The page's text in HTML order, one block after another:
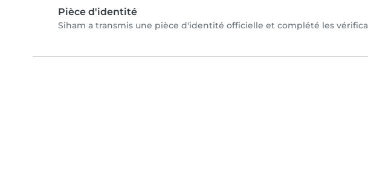
Pièce d'identité
Siham a transmis une pièce d'identité officielle et complété les